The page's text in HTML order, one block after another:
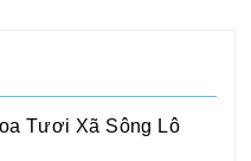
Tươi Xã Sông Lô